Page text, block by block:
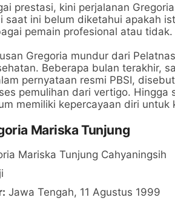
prestasi, kini perjalanan
saat ini belum diketahui apakah
pemain profesional atau tidak.
Gregoria mundur dari
Beberapa bulan terakhir,
pernyataan resmi PBSI,
pemulihan dari vertigo. Hingga
memiliki kepercayaan diri
Mariska Tunjung
Mariska Tunjung Cahyaningsih
Jawa Tengah, 11 Agustus 1999